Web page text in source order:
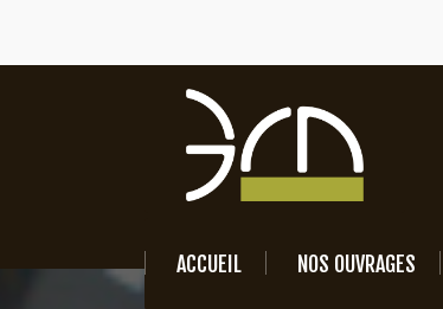
ACCUEIL NOS OUVRAGES